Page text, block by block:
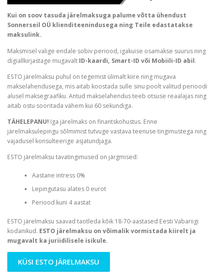
Kui on soov tasuda järelmaksuga palume võtta ühendust
Sonnerseil OÜ klienditeenindusega ning Teile edastatakse
maksulink.
Maksmisel valige endale sobiv periood, igakuise osamakse suurus ning
digiallkirjastage mugavalt ID-kaardi, Smart-ID või Mobiili-ID abil.
ESTO järelmaksu puhul on tegemist ülimalt kiire ning mugava
makselahendusega, mis aitab koostada sulle sinu poolt valitud perioodi
alusel maksegraafiku. Antud makselahendus teeb otsuse reaalajas ning
aitab ostu sooritada vähem kui 60 sekundiga.
TÄHELEPANU! Iga järelmaks on finantskohustus. Enne
järelmaksulepingu sõlmimist tutvuge vastava teenuse tingimustega ning
vajadusel konsulteerige asjatundjaga.
ESTO järelmaksu tavatingimused on järgmised:
Aastane intress 0%
Lepingutasu alates 0 eurot
Periood kuni 4 aastat
ESTO järelmaksu saavad taotleda kõik 18-70-aastased Eesti Vabariigi
kodanikud. ESTO järelmaksu on võimalik vormistada kiirelt ja
mugavalt ka juriidilisele isikule.
KÜSI ESTO JÄRELMAKSU